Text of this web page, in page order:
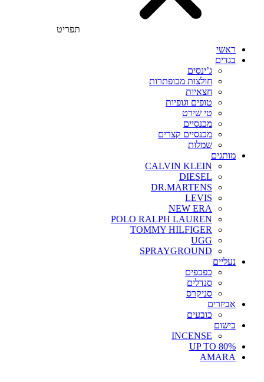
תפריט
ראשי
בגדים
ג’ינסים
חולצות מכופתרות
חצאיות
טופים וגופיות
טי שירט
מכנסיים
מכנסיים קצרים
שמלות
מותגים
CALVIN KLEIN
DIESEL
DR.MARTENS
LEVIS
NEW ERA
POLO RALPH LAUREN
TOMMY HILFIGER
UGG
SPRAYGROUND
נעליים
כפכפים
סנדלים
סניקרס
אביזרים
כובעים
בישום
INCENSE
UP TO 80%
AMARA